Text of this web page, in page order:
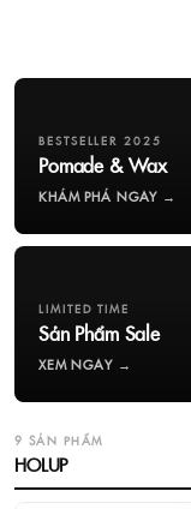
BESTSELLER 2025
Pomade & Wax
KHÁM PHÁ NGAY →
LIMITED TIME
Sản Phẩm Sale
XEM NGAY →
9 SẢN PHẨM
HOLUP